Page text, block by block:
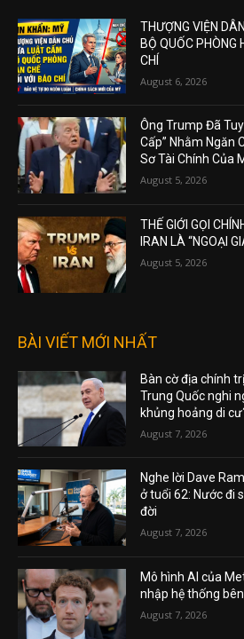
THƯỢNG VIỆN
BỘ QUỐC PHÒNG
CHÍ
August 6, 2026
Ông Trump Đã
Cấp” Nhằm Ngăn
Sơ Tài Chính Của
August 5, 2026
THẾ GIỚI GỌI
IRAN LÀ “NGOẠI
August 5, 2026
BÀI VIẾT MỚI NHẤT
Bàn cờ địa chính
Trung Quốc nghi
khủng hoảng di
August 7, 2026
Nghe lời Dave
ở tuổi 62: Nước đi
đời
August 7, 2026
Mô hình AI của
nhập hệ thống
August 7, 2026